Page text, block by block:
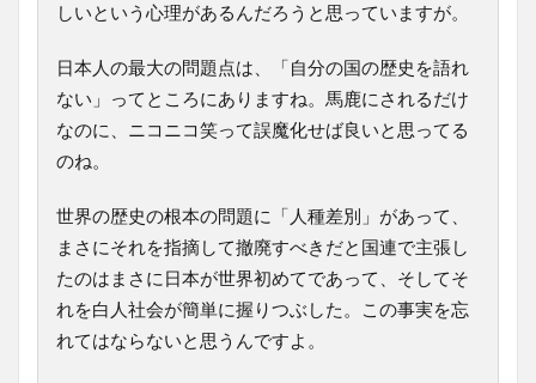
しいという心理があるんだろうと思っていますが。
日本人の最大の問題点は、「自分の国の歴史を語れ
ない」ってところにありますね。馬鹿にされるだけ
なのに、ニコニコ笑って誤魔化せば良いと思ってる
のね。
世界の歴史の根本の問題に「人種差別」があって、
まさにそれを指摘して撤廃すべきだと国連で主張し
たのはまさに日本が世界初めてであって、そしてそ
れを白人社会が簡単に握りつぶした。この事実を忘
れてはならないと思うんですよ。